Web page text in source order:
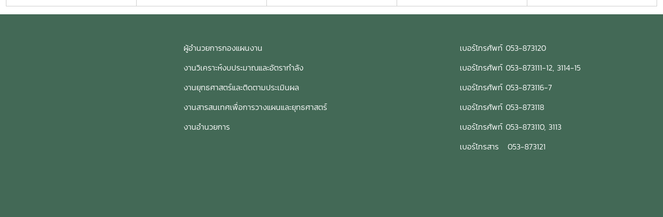
ผู้อำนวยการกองแผนงาน
เบอร์โทรศัพท์ 053-873120
งานวิเคราะห์งบประมาณและอัตรากำลัง
เบอร์โทรศัพท์ 053-873111-12, 3114-15
งานยุทธศาสตร์และติดตามประเมินผล
เบอร์โทรศัพท์ 053-873116-7
งานสารสนเทศเพื่อการวางแผนและยุทธศาสตร์
เบอร์โทรศัพท์ 053-873118
งานอำนวยการ
เบอร์โทรศัพท์ 053-873110, 3113
เบอร์โทรสาร 053-873121